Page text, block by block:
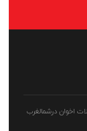
اخوان درشمالغرب